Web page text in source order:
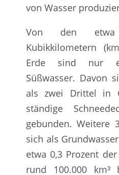
von Wasser
Von den
Kubikkilometern
Erde sind nur
Süßwasser. Davon
als zwei Drittel in
ständige
gebunden. Weitere
sich als
etwa 0,3 Prozent
rund 100.000 km³